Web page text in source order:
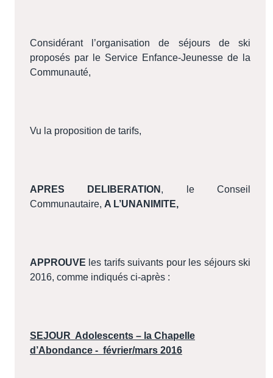
Considérant l’organisation de séjours de ski
proposés par le Service Enfance-Jeunesse de la
Communauté,
Vu la proposition de tarifs,
APRES DELIBERATION , le Conseil
Communautaire, A L’UNANIMITE,
APPROUVE les tarifs suivants pour les séjours ski
2016, comme indiqués ci-après :
SEJOUR Adolescents – la Chapelle
d’Abondance - février/mars 2016